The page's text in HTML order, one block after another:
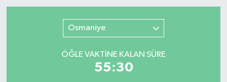
Osmaniye
ÖĞLE VAKTİNE KALAN SÜRE
55:30
BİLİM VE TEKNOLOJİ
Puan Durumu ve Fikstür